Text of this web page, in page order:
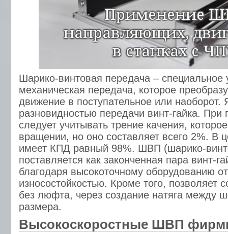
Шарико-винтовая передача – специальное
механическая передача, которое
движение в поступательное или наоборот.
разновидностью передачи винт-гайка. При
следует учитывать трение качения,
вращении, но оно составляет всего 2%. В
имеет КПД равный 98%. ШВП (шарико-
поставляется как законченная пара винт-
благодаря высокоточному оборудованию
износостойкостью. Кроме того, позволяет
без люфта, через создание натяга между
размера.
Высокоскоростные ШВП